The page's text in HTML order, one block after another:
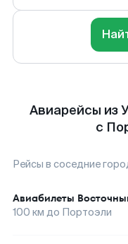
Авиарейсы из
с
Рейсы в соседние
Авиабилеты
100 км до Портоэли